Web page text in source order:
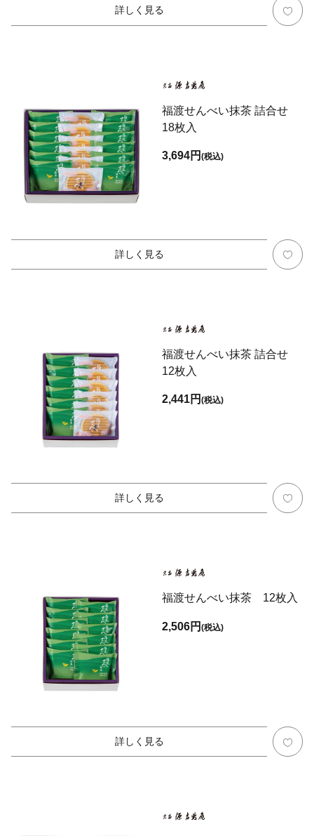
詳しく見る
福渡せんべい抹茶 詰合せ
18枚入
3,694円(税込)
詳しく見る
福渡せんべい抹茶 詰合せ
12枚入
2,441円(税込)
詳しく見る
福渡せんべい抹茶 12枚入
2,506円(税込)
詳しく見る